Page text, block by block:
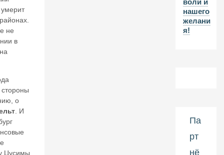
л
ет
ю
л
а
П
в
не
в
о
. И
Цусимы
воли и
нашего
желани
я!
Па
рт
нё